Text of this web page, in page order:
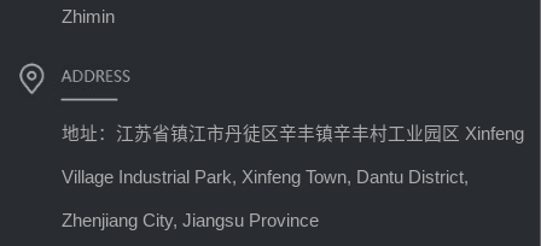
Zhimin
地址：江苏省镇江市丹徒区辛丰镇辛丰村工业园区 Xinfeng
Village Industrial Park, Xinfeng Town, Dantu District,
Zhenjiang City, Jiangsu Province